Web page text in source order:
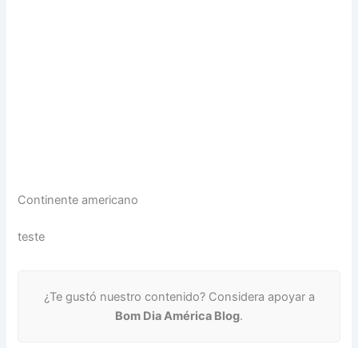
Continente americano
teste
¿Te gustó nuestro contenido? Considera apoyar a
Bom Dia América Blog.